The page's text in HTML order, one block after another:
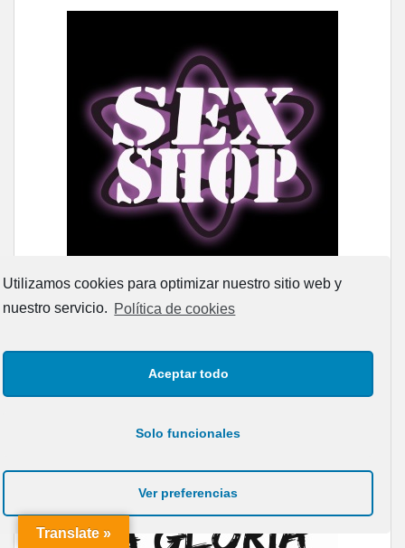
Utilizamos cookies para optimizar nuestro sitio web y
nuestro servicio. Política de cookies
Aceptar todo
Solo funcionales
Ver preferencias
Translate »